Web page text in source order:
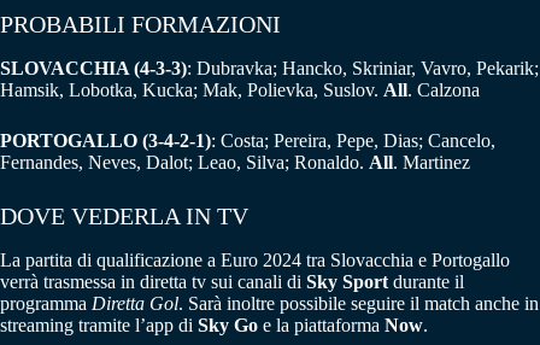
PROBABILI FORMAZIONI
SLOVACCHIA (4-3-3): Dubravka; Hancko, Skriniar, Vavro, Pekarik;
Hamsik, Lobotka, Kucka; Mak, Polievka, Suslov. All. Calzona
PORTOGALLO (3-4-2-1): Costa; Pereira, Pepe, Dias; Cancelo,
Fernandes, Neves, Dalot; Leao, Silva; Ronaldo. All. Martinez
DOVE VEDERLA IN TV
La partita di qualificazione a Euro 2024 tra Slovacchia e Portogallo
verrà trasmessa in diretta tv sui canali di Sky Sport durante il
programma Diretta Gol. Sarà inoltre possibile seguire il match anche in
streaming tramite l’app di Sky Go e la piattaforma Now.